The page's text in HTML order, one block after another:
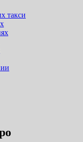
такси